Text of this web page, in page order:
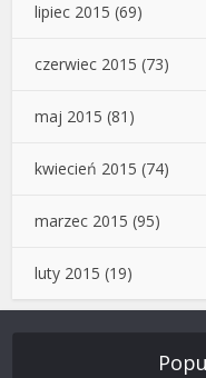
lipiec 2015 (69)
czerwiec 2015 (73)
maj 2015 (81)
kwiecień 2015 (74)
marzec 2015 (95)
luty 2015 (19)